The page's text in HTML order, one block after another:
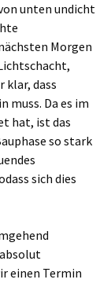
unten undicht
Morgen
klar, dass
muss. Da es im
hat, ist das
so stark
sich dies
einen Termin